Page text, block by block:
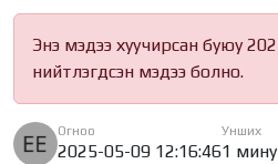
Энэ мэдээ хуучирсан буюу
нийтлэгдсэн мэдээ болно.
Огноо
2025-05-09 12:16:46
Унших
1